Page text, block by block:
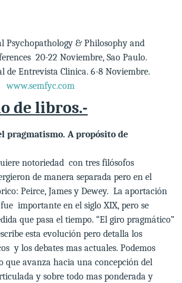
Psychopathology & Philosophy and
20-22 Noviembre, Sao Paulo.
de Entrevista Clinica. 6-8 Noviembre.
www.semfyc.com
de libros.-
pragmatismo. A propósito de
notoriedad con tres filósofos
de manera separada pero en el
Peirce, James y Dewey. La aportación
fue importante en el siglo XIX, pero se
que pasa el tiempo. “El giro pragmático”
esta evolución pero detalla los
y los debates mas actuales. Podemos
que avanza hacia una concepción del
y sobre todo mas ponderada y